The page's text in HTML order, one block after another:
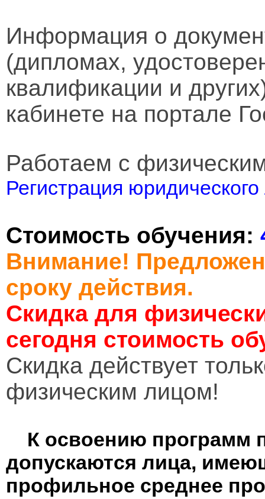
Информация о
(дипломах,
квалификации и
кабинете на портале
Работаем с
Регистрация
Стоимость обучения:
Внимание!
сроку действия.
Скидка для
сегодня стоимость
Cкидка действует
физическим лицом!
К освоению программ
допускаются лица,
профильное среднее